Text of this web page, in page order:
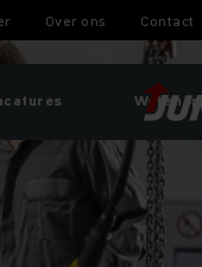
Over ons Contact
Webshop